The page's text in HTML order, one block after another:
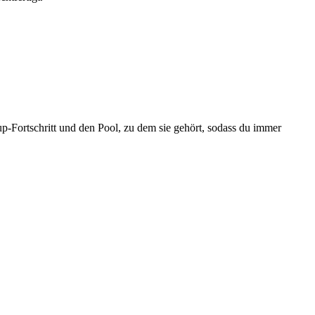
Fortschritt und den Pool, zu dem sie gehört, sodass du immer